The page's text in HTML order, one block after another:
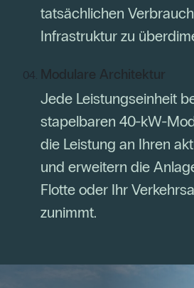
tatsächlichen
Infrastruktur zu
Modulare Architektur
Jede Leistungseinheit
stapelbaren 40-kW-
die Leistung an Ihren
und erweitern die
Flotte oder Ihr
zunimmt.